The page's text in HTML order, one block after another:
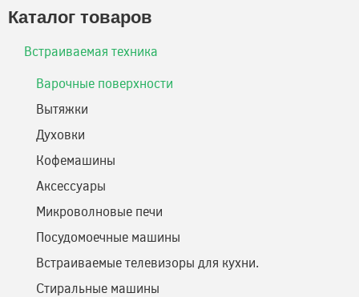
Каталог товаров
Встраиваемая техника
Варочные поверхности
Вытяжки
Духовки
Кофемашины
Аксессуары
Микроволновые печи
Посудомоечные машины
Встраиваемые телевизоры для кухни.
Стиральные машины